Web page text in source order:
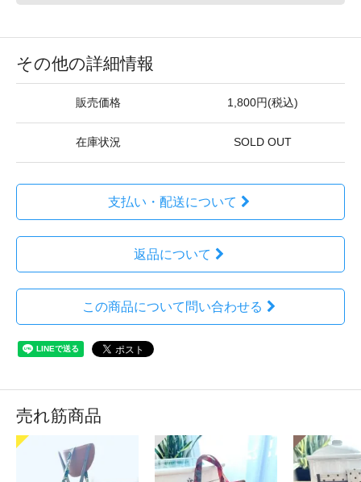
その他の詳細情報
販売価格 1,800円(税込)
在庫状況 SOLD OUT
支払い・配送について
返品について
この商品について問い合わせる
売れ筋商品